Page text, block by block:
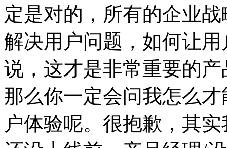
定是对的，所有的企业
解决用户问题，如何让
说，这才是非常重要的产
那么你一定会问我怎么
户体验呢。很抱歉，其